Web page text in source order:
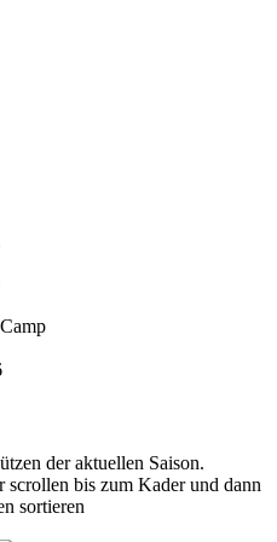
der aktuellen Saison.
bis zum Kader und dann
sortieren